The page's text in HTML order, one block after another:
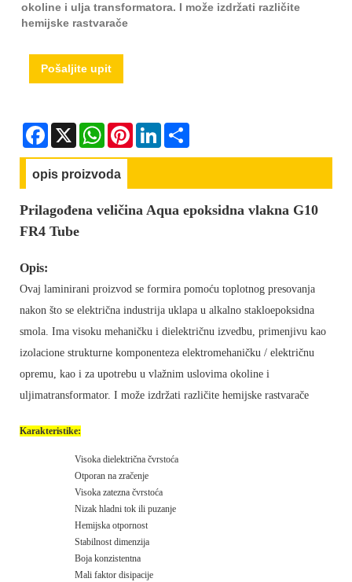
okoline i ulja transformatora. I može izdržati različite
hemijske rastvarače
Pošaljite upit
Facebook
X WhatsAppPinterestLinkedIn
opis proizvoda
Prilagođena veličina Aqua epoksidna vlakna G10
FR4 Tube
Opis:
Ovaj laminirani proizvod se formira pomoću toplotnog presovanja
nakon što se električna industrija uklapa u alkalno stakloepoksidna
smola. Ima visoku mehaničku i dielektričnu izvedbu, primenjivu kao
izolacione strukturne komponenteza elektromehaničku / električnu
opremu, kao i za upotrebu u vlažnim uslovima okoline i
uljimatransformator. I može izdržati različite hemijske rastvarače
Karakteristike:
Visoka dielektrična čvrstoća
Otporan na zračenje
Visoka zatezna čvrstoća
Nizak hladni tok ili puzanje
Hemijska otpornost
Stabilnost dimenzija
Boja konzistentna
Mali faktor disipacije